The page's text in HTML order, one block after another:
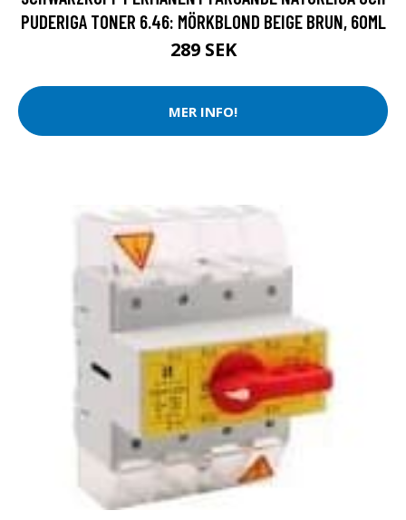
PUDERIGA TONER 6.46: MÖRKBLOND BEIGE BRUN, 60ML
289 SEK
MER INFO!